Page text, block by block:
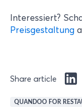
Interessiert?
Preisgestaltung
Share article
QUANDOO FOR